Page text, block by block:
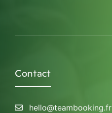
Contact
hello@teambooking.fr